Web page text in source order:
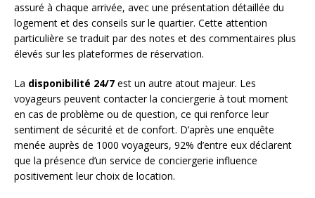
assuré à chaque arrivée, avec une présentation détaillée du
logement et des conseils sur le quartier. Cette attention
particulière se traduit par des notes et des commentaires plus
élevés sur les plateformes de réservation.
La disponibilité 24/7 est un autre atout majeur. Les
voyageurs peuvent contacter la conciergerie à tout moment
en cas de problème ou de question, ce qui renforce leur
sentiment de sécurité et de confort. D’après une enquête
menée auprès de 1000 voyageurs, 92% d’entre eux déclarent
que la présence d’un service de conciergerie influence
positivement leur choix de location.